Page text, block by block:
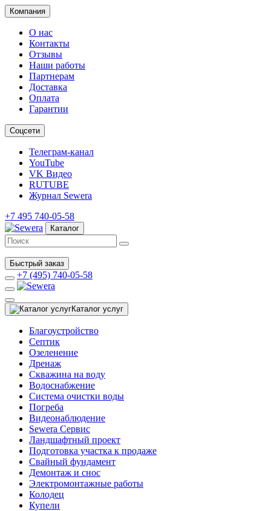
Компания
О нас
Контакты
Отзывы
Наши работы
Партнерам
Доставка
Оплата
Гарантии
Соцсети
Телеграм-канал
YouTube
VK Видео
RUTUBE
Журнал Sewera
+7 495 740-05-58
Каталог
Быстрый заказ
+7 (495) 740-05-58
Каталог услуг
Благоустройство
Септик
Озеленение
Дренаж
Скважина на воду
Водоснабжение
Система очистки воды
Погреба
Видеонаблюдение
Sewera Сервис
Ландшафтный проект
Подготовка участка к продаже
Свайный фундамент
Демонтаж и снос
Электромонтажные работы
Колодец
Купели